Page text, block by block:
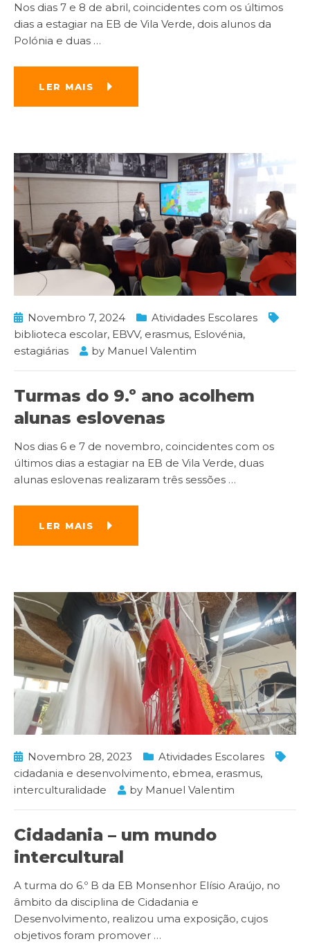
Nos dias 7 e 8 de abril, coincidentes com os últimos
dias a estagiar na EB de Vila Verde, dois alunos da
Polónia e duas …
LER MAIS
Novembro 7, 2024
Atividades Escolares
biblioteca escolar, EBVV, erasmus, Eslovénia,
estagiárias
by Manuel Valentim
Turmas do 9.º ano acolhem
alunas eslovenas
Nos dias 6 e 7 de novembro, coincidentes com os
últimos dias a estagiar na EB de Vila Verde, duas
alunas eslovenas realizaram três sessões …
LER MAIS
Novembro 28, 2023
Atividades Escolares
cidadania e desenvolvimento, ebmea, erasmus,
interculturalidade
by Manuel Valentim
Cidadania – um mundo
intercultural
A turma do 6.º B da EB Monsenhor Elísio Araújo, no
âmbito da disciplina de Cidadania e
Desenvolvimento, realizou uma exposição, cujos
objetivos foram promover …